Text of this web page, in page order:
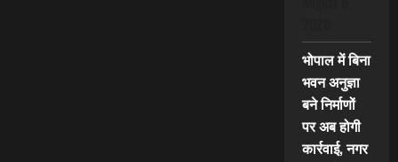
भोपाल में बिना
भवन अनुज्ञा
बने निर्माणों
पर अब होगी
कार्रवाई, नगर